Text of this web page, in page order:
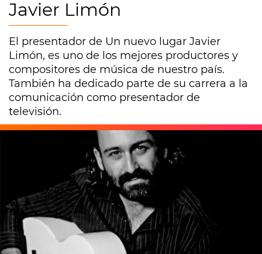
Javier Limón
El presentador de Un nuevo lugar Javier
Limón, es uno de los mejores productores y
compositores de música de nuestro país.
También ha dedicado parte de su carrera a la
comunicación como presentador de
televisión.